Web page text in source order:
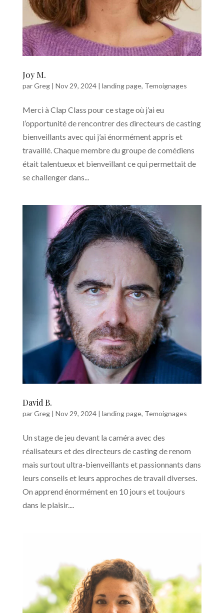
Joy M.
parGreg| Nov 29, 2024| landing page, Temoignages
Merci à Clap Class pour ce stage où j’ai eu
l’opportunité de rencontrer des directeurs de casting
bienveillants avec qui j’ai énormément appris et
travaillé. Chaque membre du groupe de comédiens
était talentueux et bienveillant ce qui permettait de
se challenger dans...
David B.
parGreg| Nov 29, 2024| landing page, Temoignages
Un stage de jeu devant la caméra avec des
réalisateurs et des directeurs de casting de renom
mais surtout ultra-bienveillants et passionnants dans
leurs conseils et leurs approches de travail diverses.
On apprend énormément en 10 jours et toujours
dans le plaisir....